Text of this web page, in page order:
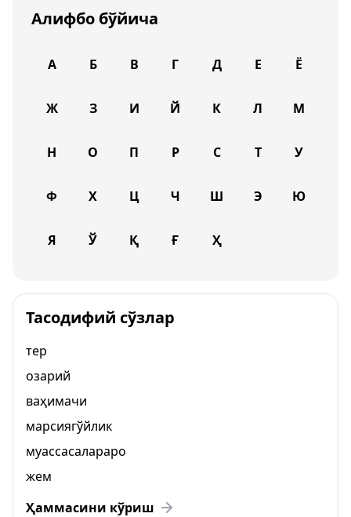
Алифбо бўйича
А Б В Г Д Е Ё
Ж З И Й К Л М
Н О П Р С Т У
Ф Х Ц Ч Ш Э Ю
Я Ў Қ Ғ Ҳ
Тасодифий сўзлар
тер
озарий
ваҳимачи
марсиягўйлик
муассасалараро
жем
Ҳаммасини кўриш